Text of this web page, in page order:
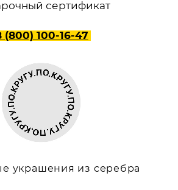
сертификат
(800) 100-16-47
украшения из серебра